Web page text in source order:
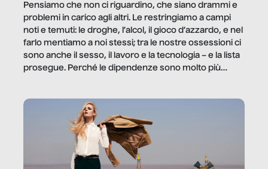
Pensiamo che non ci riguardino, che siano drammi e
problemi in carico agli altri. Le restringiamo a campi
noti e temuti: le droghe, l’alcol, il gioco d’azzardo, e nel
farlo mentiamo a noi stessi; tra le nostre ossessioni ci
sono anche il sesso, il lavoro e la tecnologia – e la lista
prosegue. Perché le dipendenze sono molto più
trae un guadagno. In questo reportage vediamo
quale e come.